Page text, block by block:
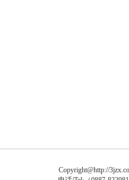
Copyright@http://